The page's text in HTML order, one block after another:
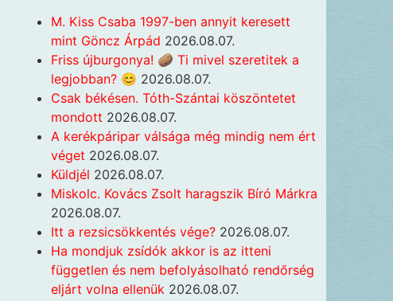
M. Kiss Csaba 1997-ben annyit keresett
mint Göncz Árpád 2026.08.07.
Friss újburgonya! 🥔 Ti mivel szeretitek a
legjobban? 😊 2026.08.07.
Csak békésen. Tóth-Szántai köszöntetet
mondott 2026.08.07.
A kerékpáripar válsága még mindig nem ért
véget 2026.08.07.
Küldjél 2026.08.07.
Miskolc. Kovács Zsolt haragszik Bíró Márkra
2026.08.07.
Itt a rezsicsökkentés vége? 2026.08.07.
Ha mondjuk zsídók akkor is az itteni
független és nem befolyásolható rendőrség
eljárt volna ellenük 2026.08.07.